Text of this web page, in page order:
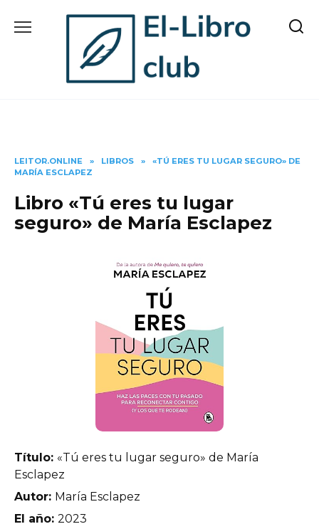
LEITOR.ONLINE » LIBROS »
«TÚ ERES TU LUGAR SEGURO» DE
MARÍA ESCLAPEZ
Libro «Tú eres tu lugar
seguro» de María Esclapez
Título: «Tú eres tu lugar seguro» de María
Esclapez
Autor: María Esclapez
El año: 2023